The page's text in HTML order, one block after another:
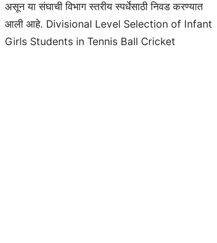
असून या संघाची विभाग स्तरीय स्पर्धेसाठी निवड करण्यात
आली आहे. Divisional Level Selection of Infant
Girls Students in Tennis Ball Cricket